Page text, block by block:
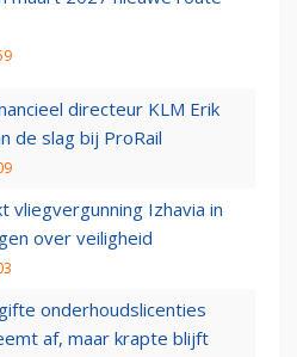
directeur KLM Erik
de slag bij ProRail
vliegvergunning Izhavia in
over veiligheid
onderhoudslicenties
af, maar krapte blijft